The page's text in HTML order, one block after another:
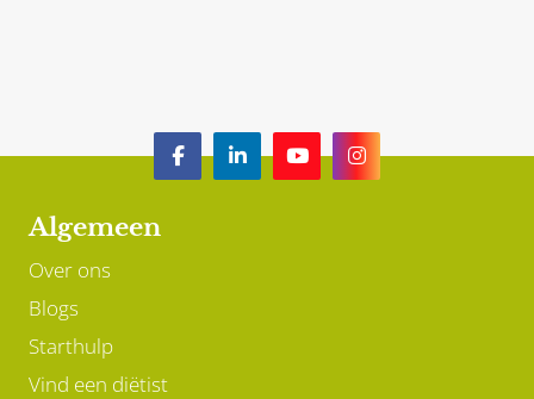
Algemeen
Over ons
Blogs
Starthulp
Vind een diëtist